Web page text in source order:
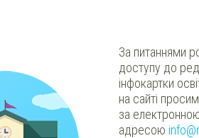
За питаннями
доступу до
інфокартки
на сайті
за
адресою